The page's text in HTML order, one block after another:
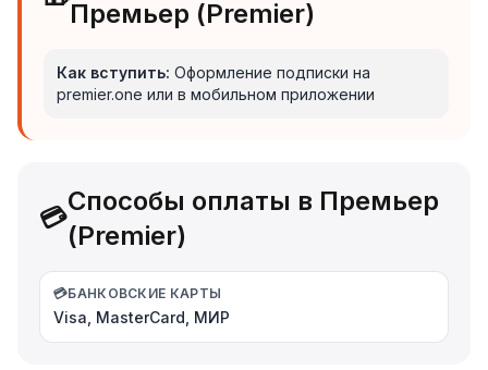
Премьер (Premier)
Как вступить: Оформление подписки на
premier.one или в мобильном приложении
💳
Способы оплаты в Премьер
(Premier)
💳БАНКОВСКИЕ КАРТЫ
Visa, MasterCard, МИР